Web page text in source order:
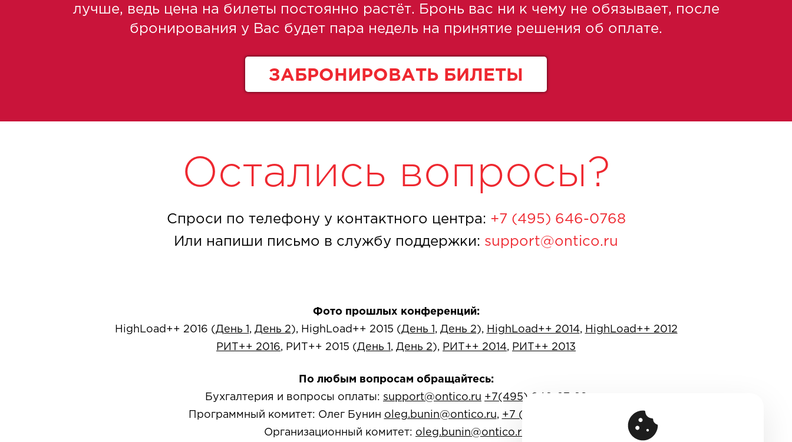
лучше, ведь цена на билеты постоянно растёт. Бронь вас ни к чему не обязывает, после
бронирования у Вас будет пара недель на принятие решения об оплате.
ЗАБРОНИРОВАТЬ БИЛЕТЫ
Остались вопросы?
Спроси по телефону у контактного центра: +7 (495) 646-0768
Или напиши письмо в службу поддержки: support@ontico.ru
Фото прошлых конференций:
HighLoad++ 2016 (День 1 , День 2), HighLoad++ 2015 (День 1 , День 2), HighLoad++ 2014, HighLoad++ 2012
РИТ++ 2016, РИТ++ 2015 (День 1 , День 2), РИТ++ 2014, РИТ++ 2013
По любым вопросам обращайтесь:
Бухгалтерия и вопросы оплаты: support@ontico.ru +7(495) 646-07-68
Программный комитет: Олег Бунин oleg.bunin@ontico.ru, +7 (916) 635-95-84
Организационный комитет: oleg.bunin@ontico.ru